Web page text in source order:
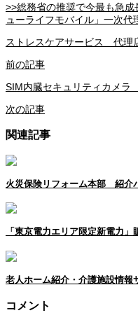
>>総務省の推奨で今最も急
ューライフモバイル」一次代
ストレスケアサービス 代理
前の記事
SIM内臓セキュリティカメ
次の記事
関連記事
火災保険リフォーム本部 紹介
「東京電力エリア限定新電力」
老人ホーム紹介・介護施設情報
コメント